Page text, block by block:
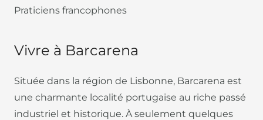
Praticiens francophones
Vivre à Barcarena
Située dans la région de Lisbonne, Barcarena est
une charmante localité portugaise au riche passé
industriel et historique. À seulement quelques